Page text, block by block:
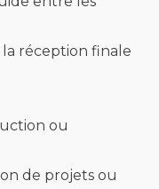
réception finale
ou
de projets ou